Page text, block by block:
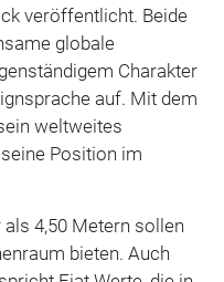
veröffentlicht. Beide
globale
Charakter
auf. Mit dem
weltweites
Position im
4,50 Metern sollen
bieten. Auch